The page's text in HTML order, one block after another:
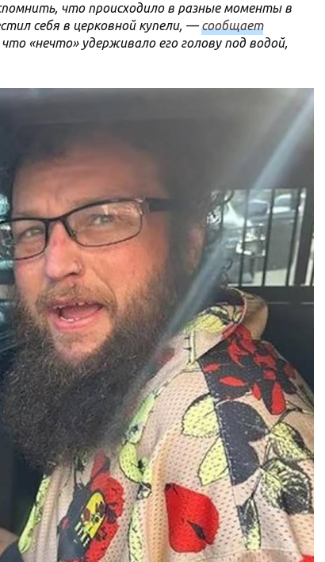
что происходило в разные моменты в
себя в церковной купели, —сообщает
«нечто» удерживало его голову под водой,